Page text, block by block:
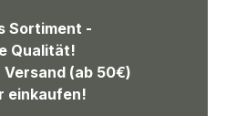
Sortiment -
Qualität!
(ab 50€)
einkaufen!